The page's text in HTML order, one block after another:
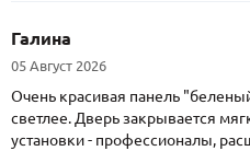
Галина
05 Август 2026
Очень красивая панель
светлее. Дверь закрывается
установки - профессионалы,